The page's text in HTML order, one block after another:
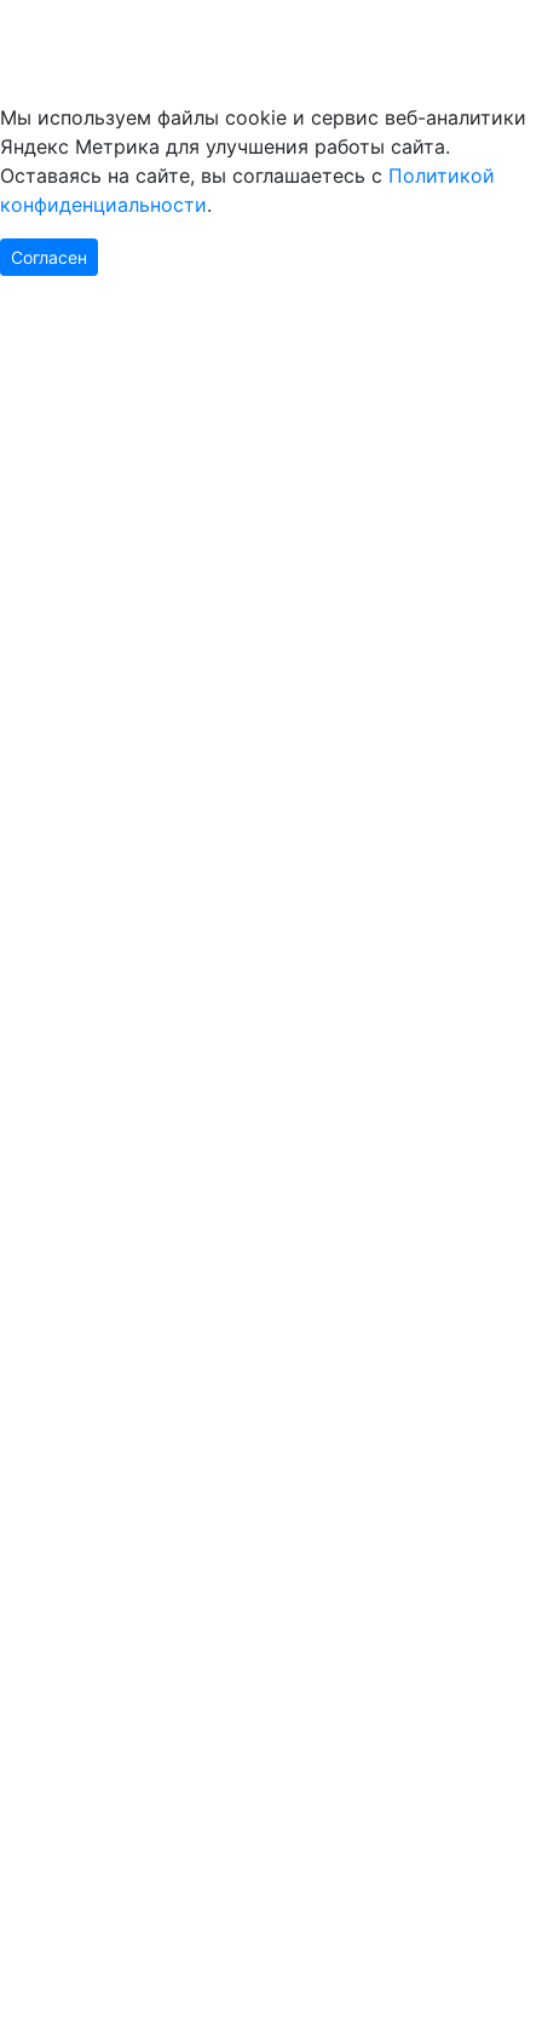
Мы используем файлы cookie и сервис веб-аналитики
Яндекс Метрика для улучшения работы сайта.
Оставаясь на сайте, вы соглашаетесь с Политикой
конфиденциальности.
Согласен